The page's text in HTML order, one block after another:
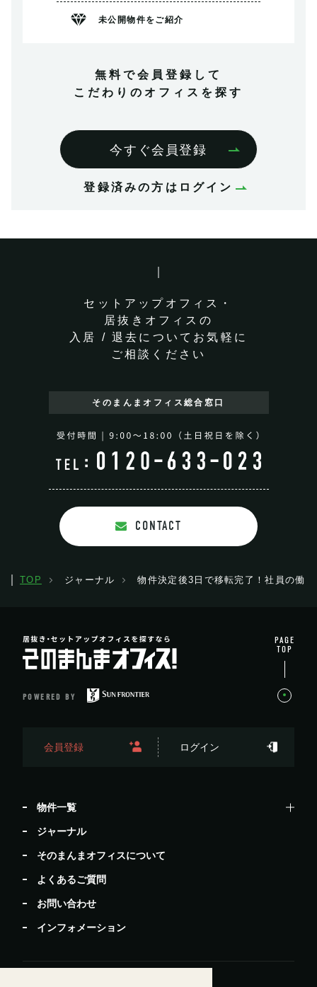
未公開物件をご紹介
無料で会員登録して
こだわりのオフィスを探す
今すぐ会員登録
登録済みの方はログイン
セットアップオフィス・
居抜きオフィスの
入居 / 退去についてお気軽に
ご相談ください
そのまんまオフィス 総合窓口
CONTACT
TOP ジャーナル 物件決定後3日で移転完了！社員の働
POWERED BY
会員登録 ログイン
物件一覧
ジャーナル
そのまんまオフィスについて
よくあるご質問
お問い合わせ
インフォメーション
PAGE
TOP